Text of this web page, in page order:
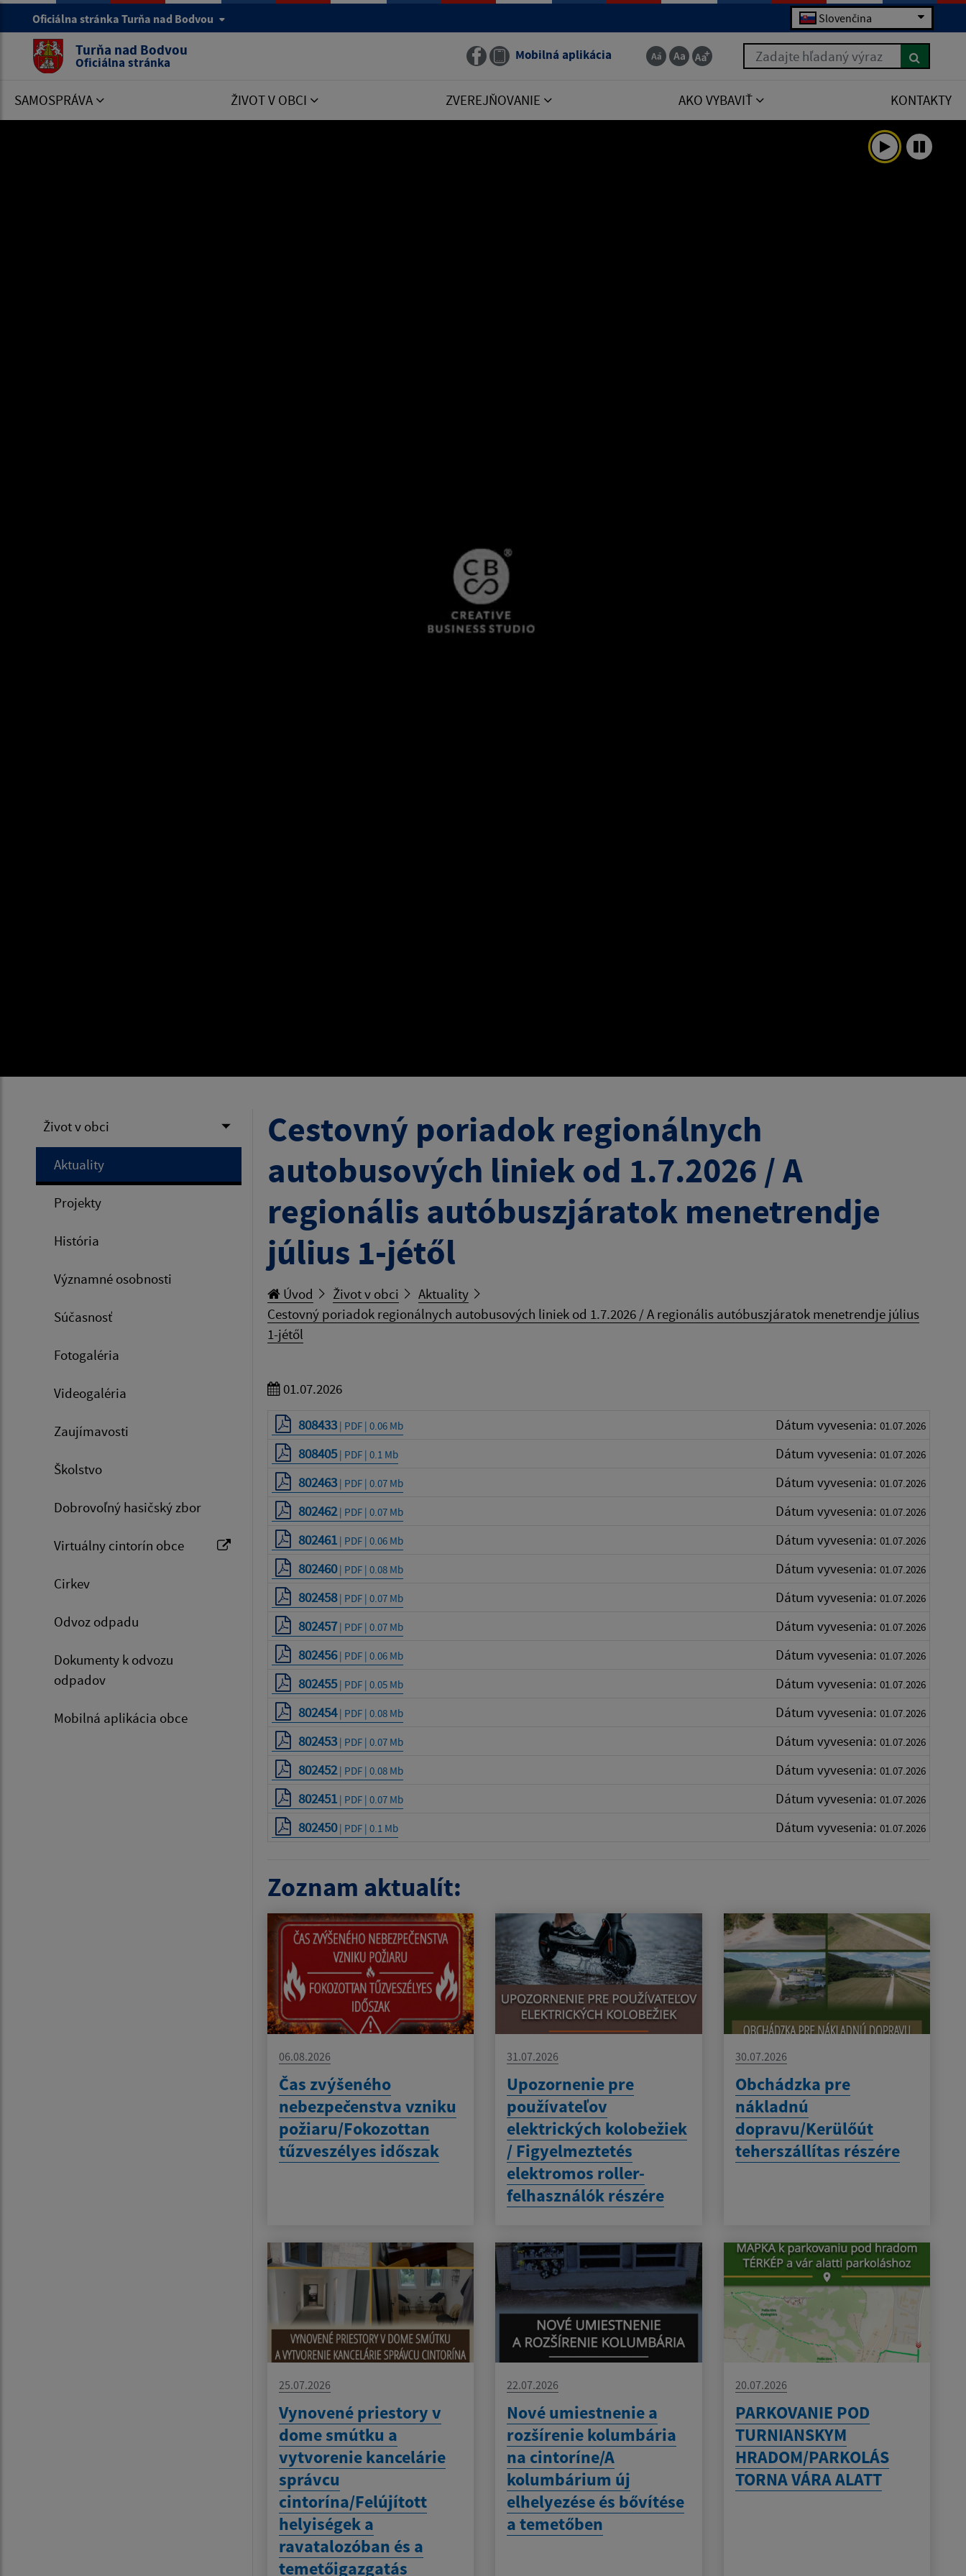
Oficiálna stránka Turňa nad Bodvou Slovenčina
Turňa nad Bodvou
Oficiálna stránka Mobilná aplikácia Zadajte hľadaný výraz
SAMOSPRÁVA ŽIVOT V OBCI ZVEREJŇOVANIE AKO VYBAVIŤ KONTAKTY
Život v obci
Aktuality
Projekty
História
Významné osobnosti
Súčasnosť
Fotogaléria
Videogaléria
Zaujímavosti
Školstvo
Dobrovoľný hasičský zbor
Virtuálny cintorín obce
Cirkev
Odvoz odpadu
Dokumenty k odvozu
odpadov
Mobilná aplikácia obce
Cestovný poriadok regionálnych
autobusových liniek od 1.7.2026 / A
regionális autóbuszjáratok menetrendje
július 1-jétől
Úvod Život v obci
Aktuality
Cestovný poriadok regionálnych autobusových liniek od 1.7.2026 / A regionális autóbuszjáratok menetrendje július
1-jétől
01.07.2026
808433| PDF | 0.06 Mb Dátum vyvesenia: 01.07.2026
808405| PDF | 0.1 Mb Dátum vyvesenia: 01.07.2026
802463| PDF | 0.07 Mb Dátum vyvesenia: 01.07.2026
802462| PDF | 0.07 Mb Dátum vyvesenia: 01.07.2026
802461| PDF | 0.06 Mb Dátum vyvesenia: 01.07.2026
802460| PDF | 0.08 Mb Dátum vyvesenia: 01.07.2026
802458| PDF | 0.07 Mb Dátum vyvesenia: 01.07.2026
802457| PDF | 0.07 Mb Dátum vyvesenia: 01.07.2026
802456| PDF | 0.06 Mb Dátum vyvesenia: 01.07.2026
802455| PDF | 0.05 Mb Dátum vyvesenia: 01.07.2026
802454| PDF | 0.08 Mb Dátum vyvesenia: 01.07.2026
802453| PDF | 0.07 Mb Dátum vyvesenia: 01.07.2026
802452| PDF | 0.08 Mb Dátum vyvesenia: 01.07.2026
802451| PDF | 0.07 Mb Dátum vyvesenia: 01.07.2026
802450| PDF | 0.1 Mb Dátum vyvesenia: 01.07.2026
Zoznam aktualít:
06.08.2026
Čas zvýšeného
nebezpečenstva vzniku
požiaru/Fokozottan
tűzveszélyes időszak
31.07.2026
Upozornenie pre
používateľov
elektrických kolobežiek
/ Figyelmeztetés
elektromos roller-
felhasználók részére
30.07.2026
Obchádzka pre
nákladnú
dopravu/Kerülőút
teherszállítas részére
25.07.2026
Vynovené priestory v
dome smútku a
vytvorenie kancelárie
správcu
cintorína/Felújított
helyiségek a
ravatalozóban és a
temetőigazgatás
22.07.2026
Nové umiestnenie a
rozšírenie kolumbária
na cintoríne/A
kolumbárium új
elhelyezése és bővítése
a temetőben
20.07.2026
PARKOVANIE POD
TURNIANSKYM
HRADOM/PARKOLÁS
TORNA VÁRA ALATT